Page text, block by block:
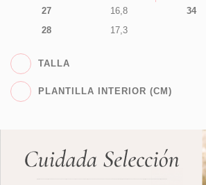
27
16,8
28
17,3
34
TALLA
PLANTILLA INTERIOR (CM)